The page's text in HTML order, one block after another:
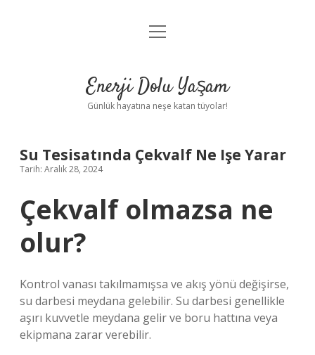
Anasayfa
Yasal Uyarı
menüyü
Enerji Dolu Yaşam
Günlük hayatına neşe katan tüyolar!
Su Tesisatında Çekvalf Ne Işe Yarar
Tarih: Aralık 28, 2024
Çekvalf olmazsa ne
olur?
Kontrol vanası takılmamışsa ve akış yönü değişirse,
su darbesi meydana gelebilir. Su darbesi genellikle
aşırı kuvvetle meydana gelir ve boru hattına veya
ekipmana zarar verebilir.